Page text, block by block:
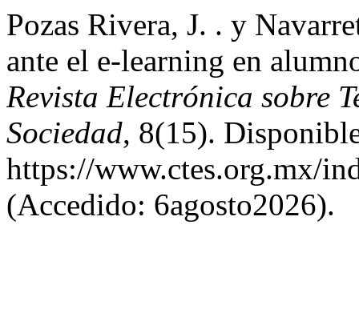
Pozas Rivera, J. . y
ante el e-learning en
Revista Electrónica sobre
Sociedad, 8(15).
https://www.ctes.org.mx/
(Accedido: 6agosto2026).